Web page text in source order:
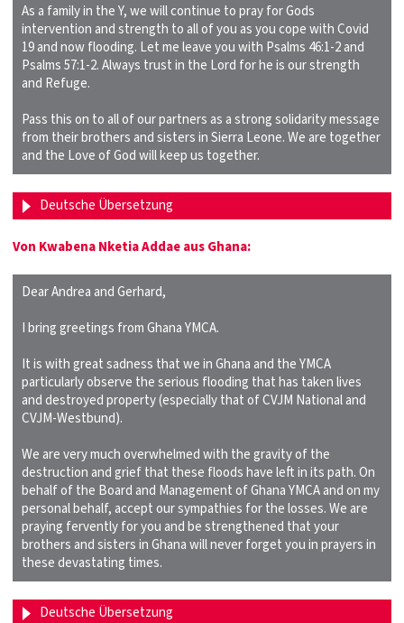
As a family in the Y, we will continue to pray for Gods
intervention and strength to all of you as you cope with Covid
19 and now flooding. Let me leave you with Psalms 46:1-2 and
Psalms 57:1-2. Always trust in the Lord for he is our strength
and Refuge.
Pass this on to all of our partners as a strong solidarity message
from their brothers and sisters in Sierra Leone. We are together
and the Love of God will keep us together.
Deutsche Übersetzung
Von Kwabena Nketia Addae aus Ghana:
Dear Andrea and Gerhard,
I bring greetings from Ghana YMCA.
It is with great sadness that we in Ghana and the YMCA
particularly observe the serious flooding that has taken lives
and destroyed property (especially that of CVJM National and
CVJM-Westbund).
We are very much overwhelmed with the gravity of the
destruction and grief that these floods have left in its path. On
behalf of the Board and Management of Ghana YMCA and on my
personal behalf, accept our sympathies for the losses. We are
praying fervently for you and be strengthened that your
brothers and sisters in Ghana will never forget you in prayers in
these devastating times.
Deutsche Übersetzung